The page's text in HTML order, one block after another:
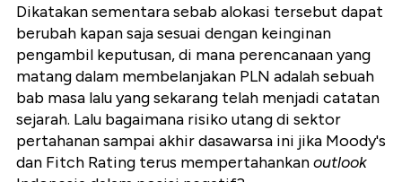
Dikatakan sementara sebab alokasi tersebut dapat
berubah kapan saja sesuai dengan keinginan
pengambil keputusan, di mana perencanaan yang
matang dalam membelanjakan PLN adalah sebuah
bab masa lalu yang sekarang telah menjadi catatan
sejarah. Lalu bagaimana risiko utang di sektor
pertahanan sampai akhir dasawarsa ini jika Moody's
dan Fitch Rating terus mempertahankanoutlook